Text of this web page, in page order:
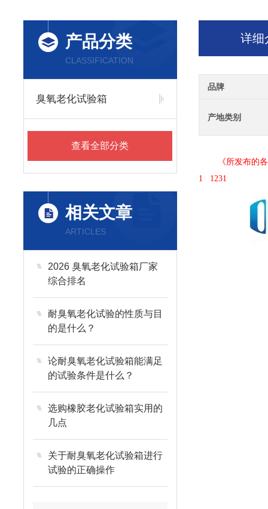
产品分类
CLASSIFICATION
臭氧老化试验箱
查看全部分类
相关文章
ARTICLES
2026 臭氧老化试验箱厂家
综合排名
耐臭氧老化试验的性质与目
的是什么？
论耐臭氧老化试验箱能满足
的试验条件是什么？
选购橡胶老化试验箱实用的
几点
关于耐臭氧老化试验箱进行
试验的正确操作
详细
品牌
产地类别
《所发布的各
1 1231